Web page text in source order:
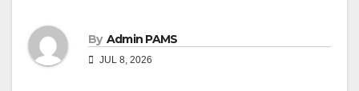
By Admin PAMS
JUL 8, 2026